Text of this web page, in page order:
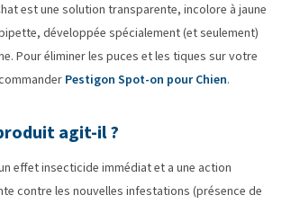
est une solution transparente, incolore à jaune
développée spécialement (et seulement)
Pour éliminer les puces et les tiques sur votre
Pestigon Spot-on pour Chien.
agit-il ?
effet insecticide immédiat et a une action
contre les nouvelles infestations (présence de